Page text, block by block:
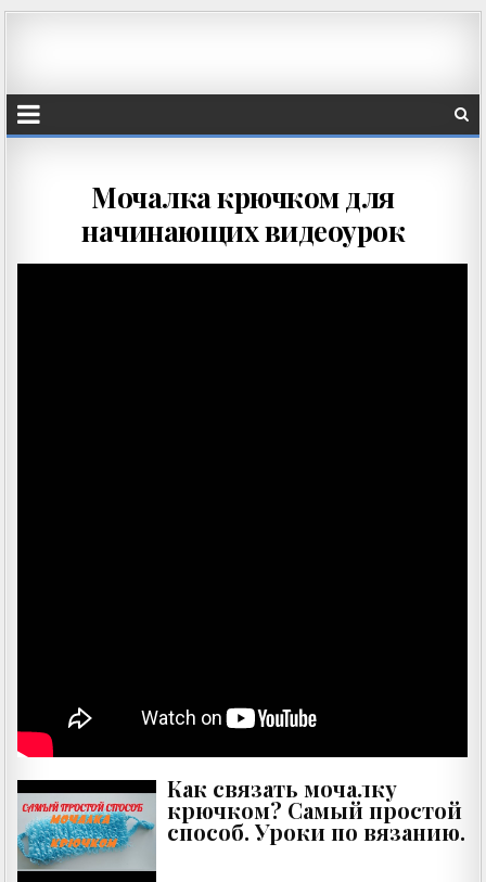
Мочалка крючком для
начинающих видеоурок
Как связать мочалку
крючком? Самый простой
способ. Уроки по вязанию.